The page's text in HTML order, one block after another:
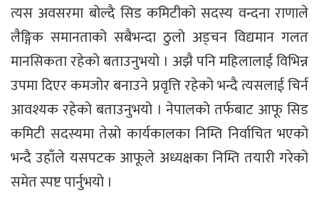
त्यस अवसरमा बोल्दै सिड कमिटीको सदस्य वन्दना राणाले
लैङ्गिक समानताको सबैभन्दा ठुलो अड्चन विद्यमान गलत
मानसिकता रहेको बताउनुभयो । अझै पनि महिलालाई विभिन्न
उपमा दिएर कमजोर बनाउने प्रवृत्ति रहेको भन्दै त्यसलाई चिर्न
आवश्यक रहेको बताउनुभयो । नेपालको तर्फबाट आफू सिड
कमिटी सदस्यमा तेस्रो कार्यकालका निम्ति निर्वाचित भएको
भन्दै उहाँले यसपटक आफूले अध्यक्षका निम्ति तयारी गरेको
समेत स्पष्ट पार्नुभयो ।